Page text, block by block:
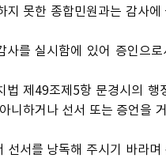
못한 종합민원과는 감사
를 실시함에 있어 증인으
제49조제5항 문경시의
니하거나 선서 또는 증언을
서를 낭독해 주시기 바라